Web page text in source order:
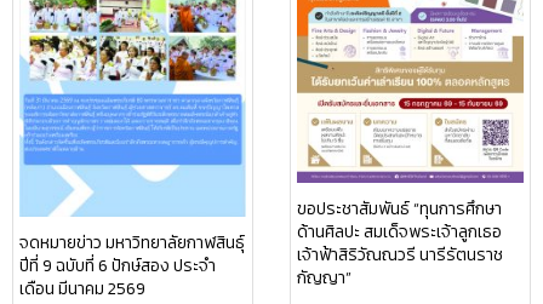
จดหมายข่าว มหาวิทยาลัยกาฬสินธุ์
ปีที่ 9 ฉบับที่ 6 ปักษ์สอง ประจำ
เดือน มีนาคม 2569
ขอประชาสัมพันธ์ “ทุนการศึกษา
ด้านศิลปะ สมเด็จพระเจ้าลูกเธอ
เจ้าฟ้าสิริวัณณวรี นารีรัตนราช
กัญญา”